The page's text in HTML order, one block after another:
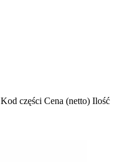
Kod części Cena (netto) Ilość